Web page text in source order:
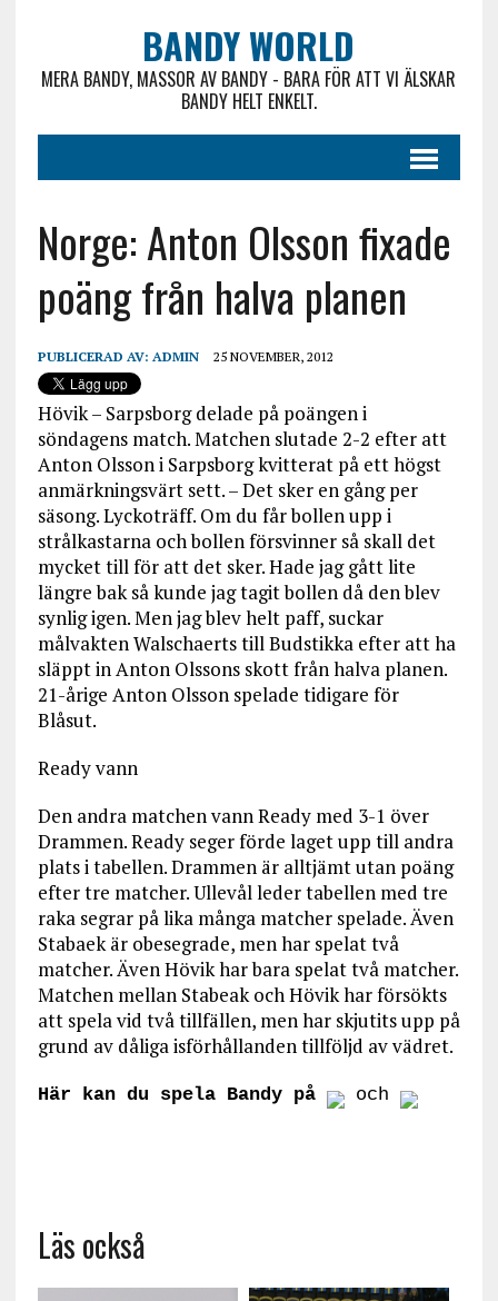
BANDY WORLD
MERA BANDY, MASSOR AV BANDY - BARA FÖR ATT VI ÄLSKAR
BANDY HELT ENKELT.
Norge: Anton Olsson fixade
poäng från halva planen
PUBLICERAD AV: ADMIN 25 NOVEMBER, 2012
Hövik – Sarpsborg delade på poängen i
söndagens match. Matchen slutade 2-2 efter att
Anton Olsson i Sarpsborg kvitterat på ett högst
anmärkningsvärt sett. – Det sker en gång per
säsong. Lyckoträff. Om du får bollen upp i
strålkastarna och bollen försvinner så skall det
mycket till för att det sker. Hade jag gått lite
längre bak så kunde jag tagit bollen då den blev
synlig igen. Men jag blev helt paff, suckar
målvakten Walschaerts till Budstikka efter att ha
släppt in Anton Olssons skott från halva planen.
21-årige Anton Olsson spelade tidigare för
Blåsut.
Ready vann
Den andra matchen vann Ready med 3-1 över
Drammen. Ready seger förde laget upp till andra
plats i tabellen. Drammen är alltjämt utan poäng
efter tre matcher. Ullevål leder tabellen med tre
raka segrar på lika många matcher spelade. Även
Stabaek är obesegrade, men har spelat två
matcher. Även Hövik har bara spelat två matcher.
Matchen mellan Stabeak och Hövik har försökts
att spela vid två tillfällen, men har skjutits upp på
grund av dåliga isförhållanden tillföljd av vädret.
Här kan du spela Bandy på och
Läs också